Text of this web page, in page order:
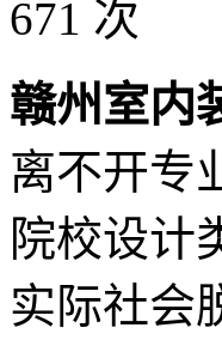
671 次
赣州室内
离不开专
院校设计
实际社会